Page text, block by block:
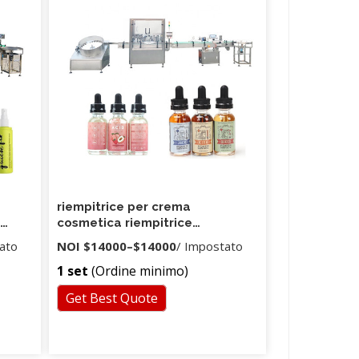
riempitrice per crema
cosmetica riempitrice
automatica con quattro teste
di riempimento e tappatrice
NOI $14000–$14000/ Impostato
1 set (Ordine minimo)
Get Best Quote